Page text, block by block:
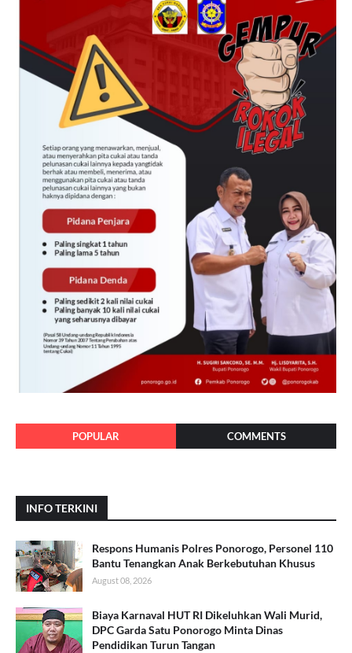
POPULAR COMMENTS
INFO TERKINI
Respons Humanis Polres Ponorogo, Personel 110
Bantu Tenangkan Anak Berkebutuhan Khusus
August 08, 2026
Biaya Karnaval HUT RI Dikeluhkan Wali Murid,
DPC Garda Satu Ponorogo Minta Dinas
Pendidikan Turun Tangan